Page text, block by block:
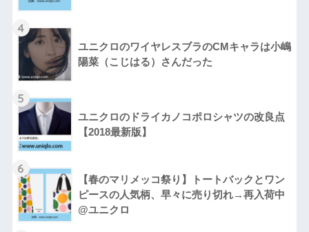
4
ユニクロのワイヤレスブラのCMキャラは小嶋
陽菜（こじはる）さんだった
5
ユニクロのドライカノコポロシャツの改良点
【2018最新版】
6
【春のマリメッコ祭り】トートバックとワン
ピースの人気柄、早々に売り切れ→再入荷中
@ユニクロ